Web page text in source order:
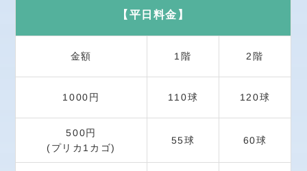
【平日料金】
金額 1階 2階
1000円 110球 120球
500円
(プリカ1カゴ)
55球 60球